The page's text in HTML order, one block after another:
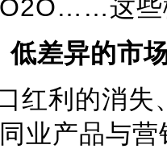
这些
低差异的市
利的消失
业产品与